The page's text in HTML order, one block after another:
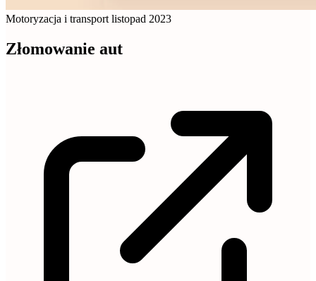
Motoryzacja i transport listopad 2023
Złomowanie aut